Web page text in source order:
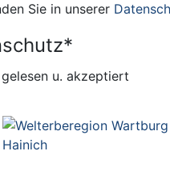
Sie in unserer
*
u. akzeptiert